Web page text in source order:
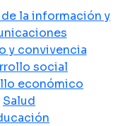
la información y
y convivencia
social
económico
Salud